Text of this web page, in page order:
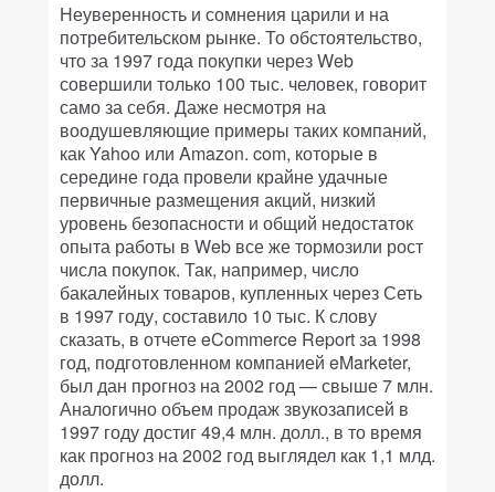
Неуверенность и сомнения царили и на
потребительском рынке. То обстоятельство,
что за 1997 года покупки через Web
совершили только 100 тыс. человек, говорит
само за себя. Даже несмотря на
воодушевляющие примеры таких компаний,
как Yahoo или Amazon. com, которые в
середине года провели крайне удачные
первичные размещения акций, низкий
уровень безопасности и общий недостаток
опыта работы в Web все же тормозили рост
числа покупок. Так, например, число
бакалейных товаров, купленных через Сеть
в 1997 году, составило 10 тыс. К слову
сказать, в отчете eCommerce Report за 1998
год, подготовленном компанией eMarketer,
был дан прогноз на 2002 год — свыше 7 млн.
Аналогично объем продаж звукозаписей в
1997 году достиг 49,4 млн. долл., в то время
как прогноз на 2002 год выглядел как 1,1 млд.
долл.